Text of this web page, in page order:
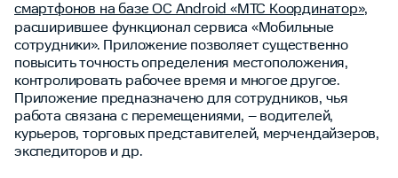
смартфонов на базе ОС Android «МТС Координатор»,
расширившее функционал сервиса «Мобильные
сотрудники». Приложение позволяет существенно
повысить точность определения местоположения,
контролировать рабочее время и многое другое.
Приложение предназначено для сотрудников, чья
работа связана с перемещениями, – водителей,
курьеров, торговых представителей, мерчендайзеров,
экспедиторов и др.